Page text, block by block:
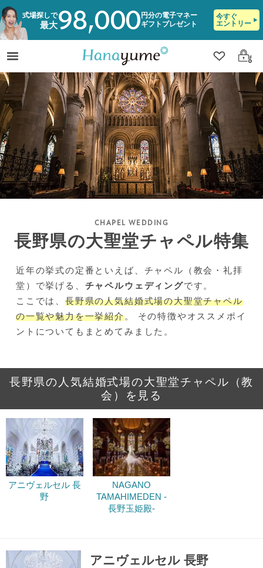
式場探しで
最大98,000 円分の電子マネー
ギフトプレゼント
今すぐ
エントリー
クリップ
ログ
長野県の大聖堂チャペル特集
近年の挙式の定番といえば、チャペル（教会・礼拝
堂）で挙げる、 チャペルウェディングです。
ここでは、 長野県の人気結婚式場の大聖堂チャペル
の一覧や魅力を一挙紹介。 その特徴やオススメポイ
ントについてもまとめてみました。
長野県の人気結婚式場の大聖堂チャペル（教
会）を見る
アニヴェルセル 長
野
NAGANO
TAMAHIMEDEN -
長野玉姫殿-
アニヴェルセル 長野